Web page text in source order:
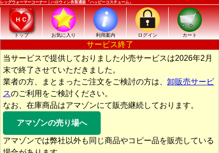
レッグウォーマーコーナー｜ハロウィン衣装通販「ハッピーコスチューム」
トップ お気に入り 利用案内 ログイン カート
サービス終了
当サービスで提供しておりました小売サービスは2026年2月
末で終了させていただきました。
業者の方、まとまったご注文をご検討の方は、 卸販売サービ
スのご利用をご検討ください。
なお、在庫商品はアマゾンにて販売継続しております。
アマゾンの売り場へ
アマゾンでは弊社以外も同じ商品やコピー品を販売している